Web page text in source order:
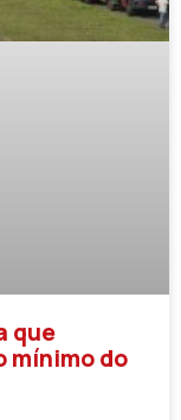
que
mínimo do